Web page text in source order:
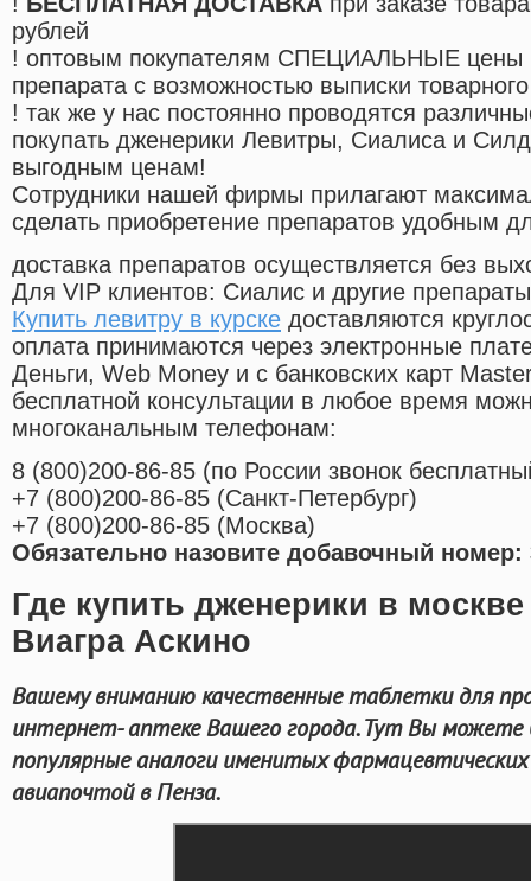
рублей
! оптовым покупателям СПЕЦИАЛЬНЫЕ цены
препарата с возможностью выписки
! так же у нас постоянно проводятся
покупать дженерики Левитры, Сиалиса и
выгодным ценам!
Cотрудники нашей фирмы прилагают
сделать приобретение препаратов удобным
доставка препаратов осуществляется без
Для VIP клиентов: Сиалис и другие
Купить левитру в курске доставляются
оплата принимаются через электронные
Деньги, Web Money и с банковских карт
бесплатной консультации в любое время
многоканальным телефонам:
8 (800)200-86-85 (по России звонок
+7 (800)200-86-85 (Санкт-Петербург)
+7 (800)200-86-85 (Москва)
Обязательно назовите добавочный номер:
Где купить дженерики в москве
Виагра Аскино
Вашему вниманию качественные таблетки для
интернет- аптеке Вашего города. Тут Вы можете
популярные аналоги именитых
авиапочтой в Пенза.